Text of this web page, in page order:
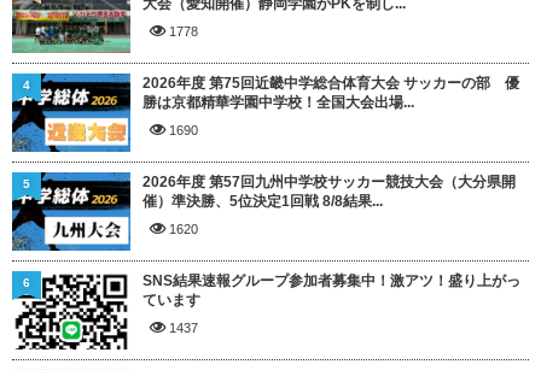
大会（愛知開催）静岡学園がPKを制し...
1778
2026年度 第75回近畿中学総合体育大会 サッカーの部 優
勝は京都精華学園中学校！全国大会出場...
1690
4
2026年度 第57回九州中学校サッカー競技大会（大分県開
催）準決勝、5位決定1回戦 8/8結果...
1620
5
SNS結果速報グループ参加者募集中！激アツ！盛り上がっ
ています
1437
6